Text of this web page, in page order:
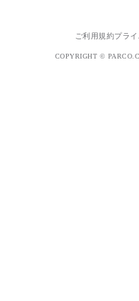
ご利用規約プラ
COPYRIGHT ©